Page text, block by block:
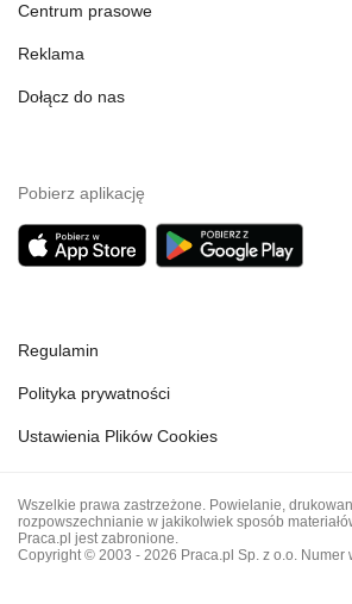
Centrum prasowe
Reklama
Dołącz do nas
Pobierz aplikację
Regulamin
Polityka prywatności
Ustawienia Plików Cookies
Wszelkie prawa zastrzeżone. Powielanie,
rozpowszechnianie w jakikolwiek sposób
Praca.pl jest zabronione.
Copyright © 2003 - 2026 Praca.pl Sp. z o.o. Numer